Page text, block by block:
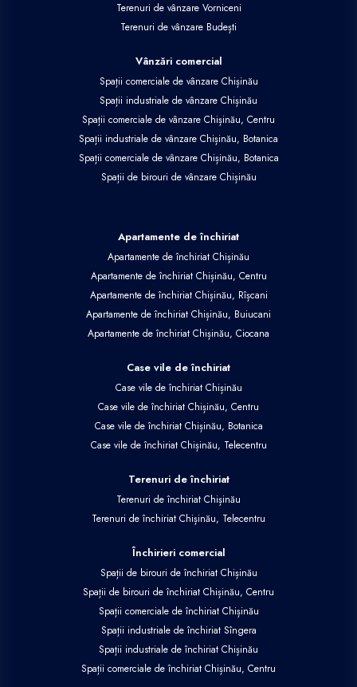
Terenuri de vânzare Vorniceni
Terenuri de vânzare Budești
Vânzări comercial
Spații comerciale de vânzare Chișinău
Spații industriale de vânzare Chișinău
Spații comerciale de vânzare Chișinău, Centru
Spații industriale de vânzare Chișinău, Botanica
Spații comerciale de vânzare Chișinău, Botanica
Spații de birouri de vânzare Chișinău
Apartamente de închiriat
Apartamente de închiriat Chișinău
Apartamente de închiriat Chișinău, Centru
Apartamente de închiriat Chișinău, Rîșcani
Apartamente de închiriat Chișinău, Buiucani
Apartamente de închiriat Chișinău, Ciocana
Case vile de închiriat
Case vile de închiriat Chișinău
Case vile de închiriat Chișinău, Centru
Case vile de închiriat Chișinău, Botanica
Case vile de închiriat Chișinău, Telecentru
Terenuri de închiriat
Terenuri de închiriat Chișinău
Terenuri de închiriat Chișinău, Telecentru
Închirieri comercial
Spații de birouri de închiriat Chișinău
Spații de birouri de închiriat Chișinău, Centru
Spații comerciale de închiriat Chișinău
Spații industriale de închiriat Sîngera
Spații industriale de închiriat Chișinău
Spații comerciale de închiriat Chișinău, Centru